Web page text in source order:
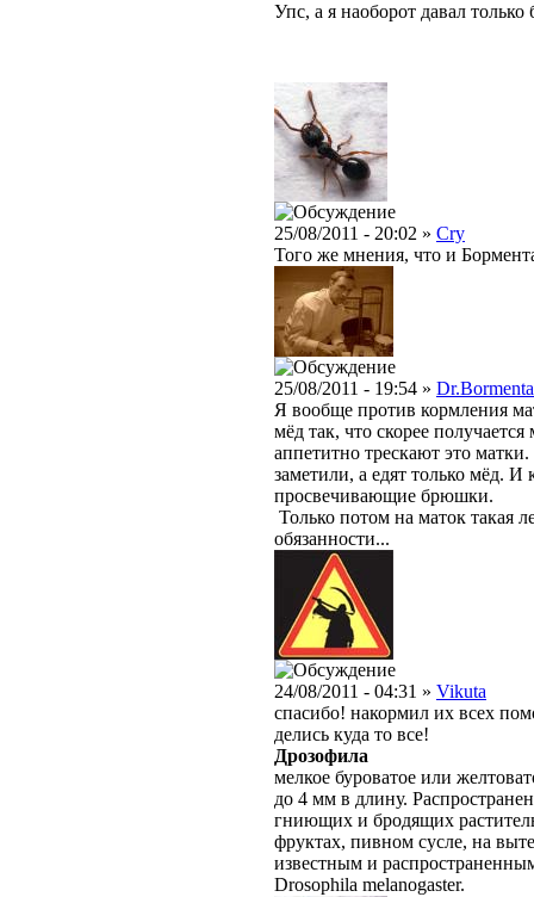
Упс, а я наоборот давал
25/08/2011 - 20:02 » Cry
Того же мнения, что и
25/08/2011 - 19:54 »
Я вообще против кормления
мёд так, что скорее
аппетитно трескают это
заметили, а едят только мёд.
просвечивающие брюшки.
Только потом на маток такая
обязанности...
24/08/2011 - 04:31 » Vikuta
спасибо! накормил их всех
делись куда то все!
Дрозофила
мелкое буроватое или
до 4 мм в длину.
гниющих и бродящих
фруктах, пивном сусле, на
известным и
Drosophila melanogaster.